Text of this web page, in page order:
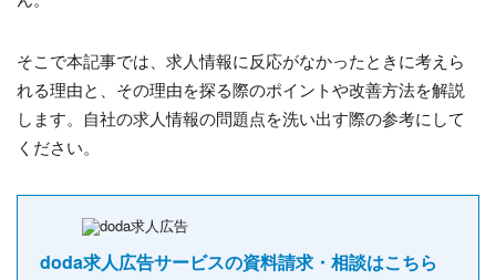
そこで本記事では、求人情報に反応がなかったときに考えら
れる理由と、その理由を探る際のポイントや改善方法を解説
します。自社の求人情報の問題点を洗い出す際の参考にして
ください。
doda求人広告サービスの資料請求・相談はこちら